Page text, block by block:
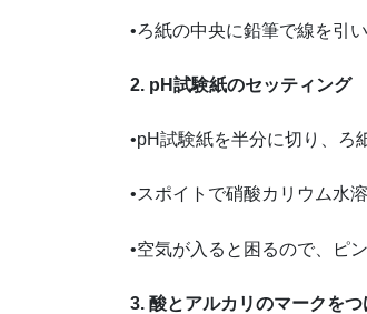
•ろ紙の中央に鉛筆で線を引
2. pH試験紙のセッティング
•pH試験紙を半分に切り、ろ
•スポイトで硝酸カリウム水
•空気が入ると困るので、ピ
3. 酸とアルカリのマークをつ